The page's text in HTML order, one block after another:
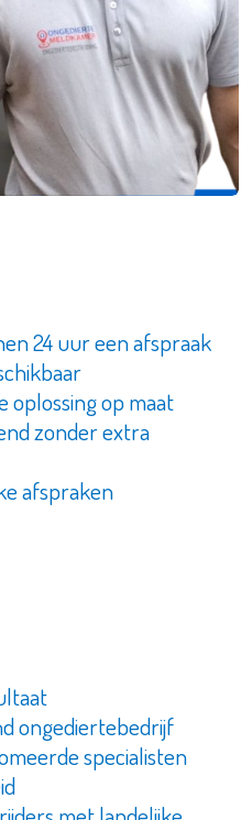
24 uur een afspraak
oplossing op maat
zonder extra
afspraken
ongediertebedrijf
specialisten